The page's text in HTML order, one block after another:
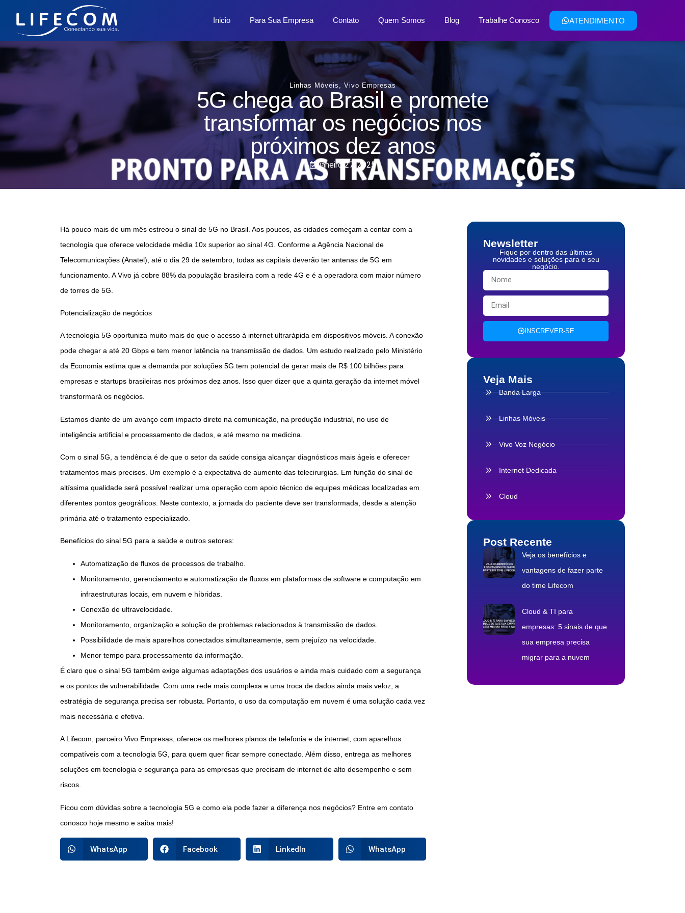
Inicio Para Sua Empresa Contato Quem Somos Blog Trabalhe Conosco ATENDIMENTO
Linhas Móveis Vivo Empresas
5G chega ao Brasil e promete
transformar os negócios nos
próximos dez anos
janeiro 27, 2025
Há pouco mais de um mês estreou o sinal de 5G no Brasil. Aos poucos, as cidades começam a contar com a
tecnologia que oferece velocidade média 10x superior ao sinal 4G. Conforme a Agência Nacional de
Telecomunicações (Anatel), até o dia 29 de setembro, todas as capitais deverão ter antenas de 5G em
funcionamento. A Vivo já cobre 88% da população brasileira com a rede 4G e é a operadora com maior número
de torres de 5G.
Potencialização de negócios
A tecnologia 5G oportuniza muito mais do que o acesso à internet ultrarápida em dispositivos móveis. A conexão
pode chegar a até 20 Gbps e tem menor latência na transmissão de dados. Um estudo realizado pelo Ministério
da Economia estima que a demanda por soluções 5G tem potencial de gerar mais de R$ 100 bilhões para
empresas e startups brasileiras nos próximos dez anos. Isso quer dizer que a quinta geração da internet móvel
transformará os negócios.
Estamos diante de um avanço com impacto direto na comunicação, na produção industrial, no uso de
inteligência artificial e processamento de dados, e até mesmo na medicina.
Com o sinal 5G, a tendência é de que o setor da saúde consiga alcançar diagnósticos mais ágeis e oferecer
tratamentos mais precisos. Um exemplo é a expectativa de aumento das telecirurgias. Em função do sinal de
altíssima qualidade será possível realizar uma operação com apoio técnico de equipes médicas localizadas em
diferentes pontos geográficos. Neste contexto, a jornada do paciente deve ser transformada, desde a atenção
primária até o tratamento especializado.
Benefícios do sinal 5G para a saúde e outros setores:
Automatização de fluxos de processos de trabalho.
Monitoramento, gerenciamento e automatização de fluxos em plataformas de software e computação em
infraestruturas locais, em nuvem e híbridas.
Conexão de ultravelocidade.
Monitoramento, organização e solução de problemas relacionados à transmissão de dados.
Possibilidade de mais aparelhos conectados simultaneamente, sem prejuízo na velocidade.
Menor tempo para processamento da informação.
É claro que o sinal 5G também exige algumas adaptações dos usuários e ainda mais cuidado com a segurança
e os pontos de vulnerabilidade. Com uma rede mais complexa e uma troca de dados ainda mais veloz, a
estratégia de segurança precisa ser robusta. Portanto, o uso da computação em nuvem é uma solução cada vez
mais necessária e efetiva.
A Lifecom, parceiro Vivo Empresas, oferece os melhores planos de telefonia e de internet, com aparelhos
compatíveis com a tecnologia 5G, para quem quer ficar sempre conectado. Além disso, entrega as melhores
soluções em tecnologia e segurança para as empresas que precisam de internet de alto desempenho e sem
riscos.
Ficou com dúvidas sobre a tecnologia 5G e como ela pode fazer a diferença nos negócios? Entre em contato
conosco hoje mesmo e saiba mais!
WhatsApp Facebook LinkedIn WhatsApp
Newsletter
Fique por dentro das últimas
novidades e soluções para o seu
negócio.
INSCREVER-SE
Veja Mais
Banda Larga
Linhas Móveis
Vivo Voz Negócio
Internet Dedicada
Cloud
Post Recente
Veja os benefícios e
vantagens de fazer parte
do time Lifecom
Cloud & TI para
empresas: 5 sinais de que
sua empresa precisa
migrar para a nuvem